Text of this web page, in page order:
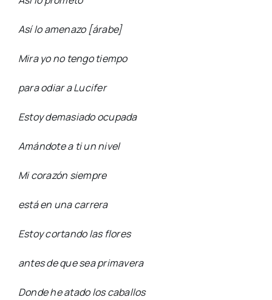
Así lo amenazo [árabe]
Mira yo no tengo tiempo
para odiar a Lucifer
Estoy demasiado ocupada
Amándote a ti un nivel
Mi corazón siempre
está en una carrera
Estoy cortando las flores
antes de que sea primavera
Donde he atado los caballos